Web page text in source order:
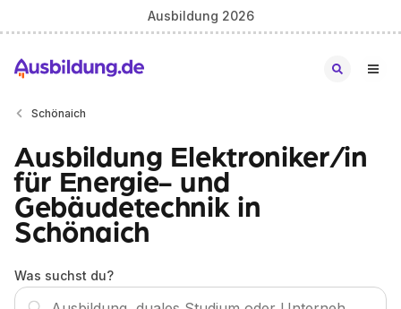
Ausbildung 2026
Schönaich
Ausbildung Elektroniker/in
für Energie- und
Gebäudetechnik in
Schönaich
Was suchst du?